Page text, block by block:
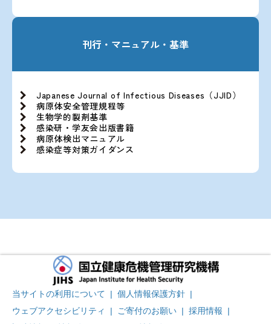
刊行・マニュアル・基準
Japanese Journal of Infectious Diseases（JJID）
病原体安全管理規程等
生物学的製剤基準
感染研・学友会出版書籍
病原体検出マニュアル
感染症等対策ガイダンス
当サイトの利用について | 個人情報保護方針 |
ウェブアクセシビリティ
| ご寄付のお願い | 採用情報
|